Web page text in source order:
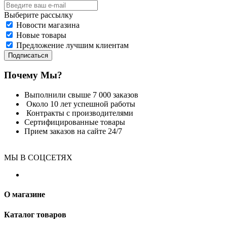
Выберите рассылку
Новости магазина
Новые товары
Предложение лучшим клиентам
Подписаться
Почему Мы?
Выполнили свыше 7 000 заказов
Около 10 лет успешной работы
Контракты с производителями
Сертифицированные товары
Прием заказов на сайте 24/7
МЫ В СОЦСЕТЯХ
О магазине
Каталог товаров